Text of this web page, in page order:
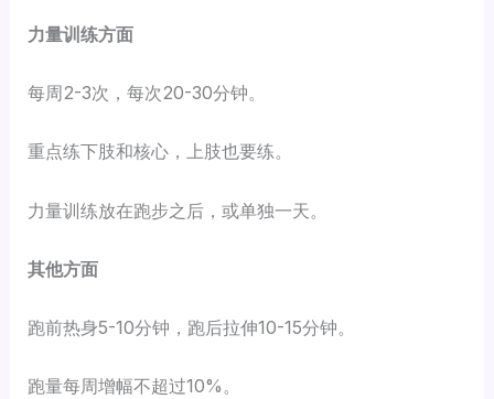
力量训练方面
每周2-3次，每次20-30分钟。
重点练下肢和核心，上肢也要练。
力量训练放在跑步之后，或单独一天。
其他方面
跑前热身5-10分钟，跑后拉伸10-15分钟。
跑量每周增幅不超过10%。